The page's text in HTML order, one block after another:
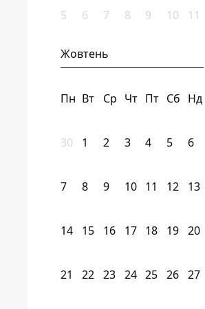
5 6 7 8 9 10 11
Жовтень
Пн Вт Ср Чт Пт Сб Нд
30 1 2 3 4 5 6
7 8 9 10 11 12 13
14 15 16 17 18 19 20
21 22 23 24 25 26 27